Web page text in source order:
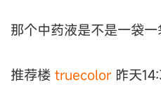
那个中药液是不是一袋
推荐楼 truecolor 昨天